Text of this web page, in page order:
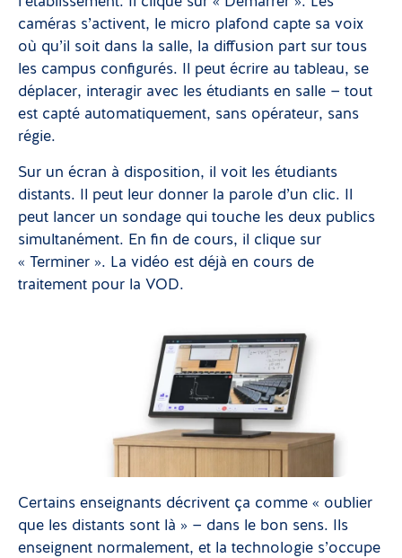
caméras s’activent, le micro plafond capte sa voix
où qu’il soit dans la salle, la diffusion part sur tous
les campus configurés. Il peut écrire au tableau, se
déplacer, interagir avec les étudiants en salle — tout
est capté automatiquement, sans opérateur, sans
régie.
Sur un écran à disposition, il voit les étudiants
distants. Il peut leur donner la parole d’un clic. Il
peut lancer un sondage qui touche les deux publics
simultanément. En fin de cours, il clique sur
« Terminer ». La vidéo est déjà en cours de
traitement pour la VOD.
Certains enseignants décrivent ça comme « oublier
que les distants sont là » — dans le bon sens. Ils
enseignent normalement, et la technologie s’occupe